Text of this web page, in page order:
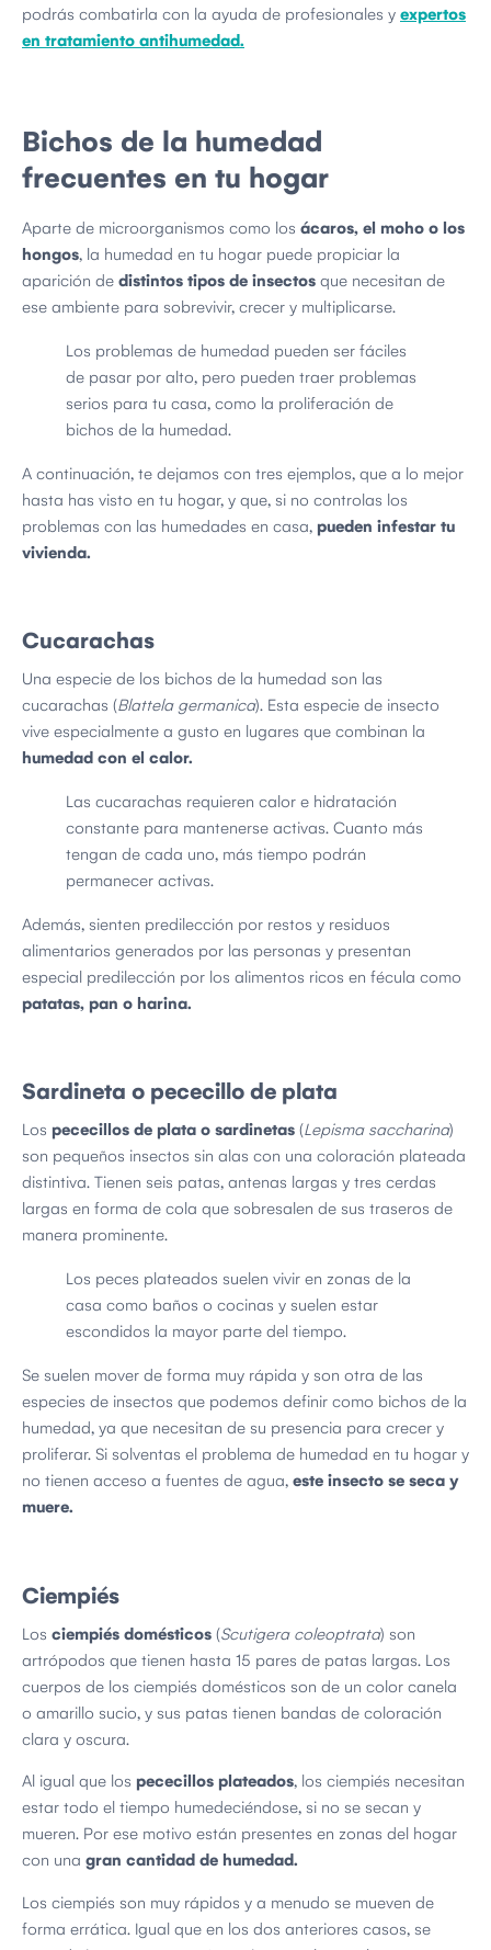
podrás combatirla con la ayuda de profesionales y expertos
en tratamiento antihumedad.
Bichos de la humedad
frecuentes en tu hogar
Aparte de microorganismos como los ácaros, el moho o los
hongos, la humedad en tu hogar puede propiciar la
aparición de distintos tipos de insectos que necesitan de
ese ambiente para sobrevivir, crecer y multiplicarse.
Los problemas de humedad pueden ser fáciles
de pasar por alto, pero pueden traer problemas
serios para tu casa, como la proliferación de
bichos de la humedad.
A continuación, te dejamos con tres ejemplos, que a lo mejor
hasta has visto en tu hogar, y que, si no controlas los
problemas con las humedades en casa, pueden infestar tu
vivienda.
Cucarachas
Una especie de los bichos de la humedad son las
cucarachas (Blattela germanica). Esta especie de insecto
vive especialmente a gusto en lugares que combinan la
humedad con el calor.
Las cucarachas requieren calor e hidratación
constante para mantenerse activas. Cuanto más
tengan de cada uno, más tiempo podrán
permanecer activas.
Además, sienten predilección por restos y residuos
alimentarios generados por las personas y presentan
especial predilección por los alimentos ricos en fécula como
patatas, pan o harina.
Sardineta o pececillo de plata
Los pececillos de plata o sardinetas (Lepisma saccharina)
son pequeños insectos sin alas con una coloración plateada
distintiva. Tienen seis patas, antenas largas y tres cerdas
largas en forma de cola que sobresalen de sus traseros de
manera prominente.
Los peces plateados suelen vivir en zonas de la
casa como baños o cocinas y suelen estar
escondidos la mayor parte del tiempo.
Se suelen mover de forma muy rápida y son otra de las
especies de insectos que podemos definir como bichos de la
humedad, ya que necesitan de su presencia para crecer y
proliferar. Si solventas el problema de humedad en tu hogar y
no tienen acceso a fuentes de agua, este insecto se seca y
muere.
Ciempiés
Los ciempiés domésticos (Scutigera coleoptrata) son
artrópodos que tienen hasta 15 pares de patas largas. Los
cuerpos de los ciempiés domésticos son de un color canela
o amarillo sucio, y sus patas tienen bandas de coloración
clara y oscura.
Al igual que los pececillos plateados, los ciempiés necesitan
estar todo el tiempo humedeciéndose, si no se secan y
mueren. Por ese motivo están presentes en zonas del hogar
con una gran cantidad de humedad.
Los ciempiés son muy rápidos y a menudo se mueven de
forma errática. Igual que en los dos anteriores casos, se